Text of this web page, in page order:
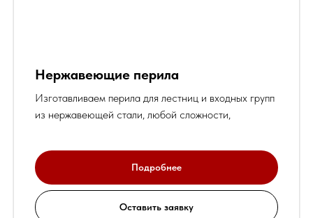
Нержавеющие перила
Изготавливаем перила для лестниц и входных групп
из нержавеющей стали, любой сложности,
Подробнее
Оставить заявку